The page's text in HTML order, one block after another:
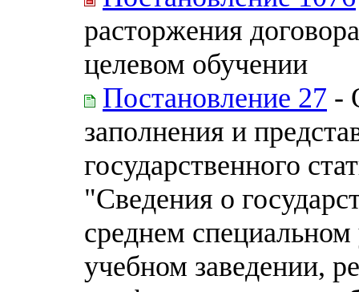
расторжения
целевом обучении
Постановление 27 -
заполнения и
государственного
"Сведения о
среднем
учебном заведении,